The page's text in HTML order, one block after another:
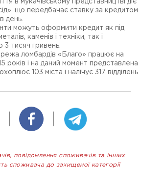
в мукачівському представництві діє
що передбачає ставку за кредитом
день.
можуть оформити кредит як під
каменів і техніки, так і
3 тисяч гривень.
ломбардів «Благо» працює на
років і на даний момент представлена
103 міста і налічує 317 відділень.
повідомлення споживачів та інших
споживача до захищеної категорії